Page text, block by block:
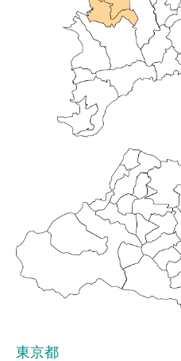
東京都